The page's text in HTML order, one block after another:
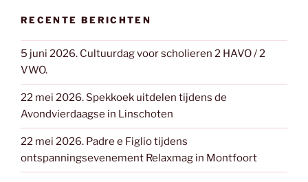
RECENTE BERICHTEN
5 juni 2026. Cultuurdag voor scholieren 2 HAVO / 2
VWO.
22 mei 2026. Spekkoek uitdelen tijdens de
Avondvierdaagse in Linschoten
22 mei 2026. Padre e Figlio tijdens
ontspanningsevenement Relaxmag in Montfoort